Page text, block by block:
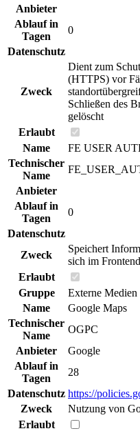
Anbieter
Ablauf in
Tagen
0
Datenschutz
Zweck
Dient zum
(HTTPS) vor
Schließen des
gelöscht
Erlaubt
Name
FE USER
Technischer
Name
Anbieter
Ablauf in
Tagen
0
Datenschutz
Zweck
Speichert
sich im
Erlaubt
Gruppe
Externe Medien
Name
Google Maps
Technischer
Name
OGPC
Anbieter
Google
Ablauf in
Tagen
28
Datenschutz https://
Zweck
Nutzung von
Erlaubt